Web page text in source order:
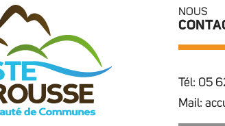
NOUS
Tél: 05
Mail: